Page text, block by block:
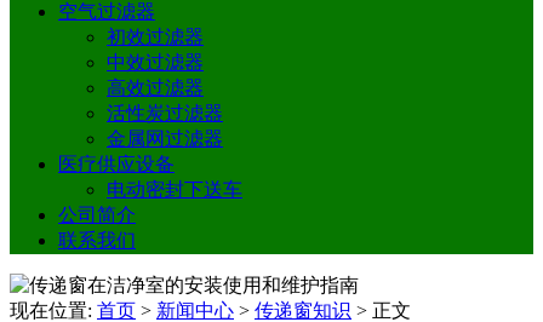
空气过滤器
初效过滤器
中效过滤器
高效过滤器
活性炭过滤器
金属网过滤器
医疗供应设备
电动密封下送车
公司简介
联系我们
现在位置: 首页 > 新闻中心 > 传递窗知识 > 正文